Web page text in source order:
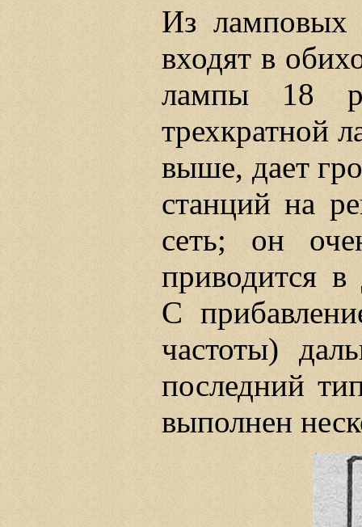
Из ламповых
входят в
лампы 18
трехкратной
выше, дает
станций на
сеть; он
приводится в
С
частоты)
последний
выполнен